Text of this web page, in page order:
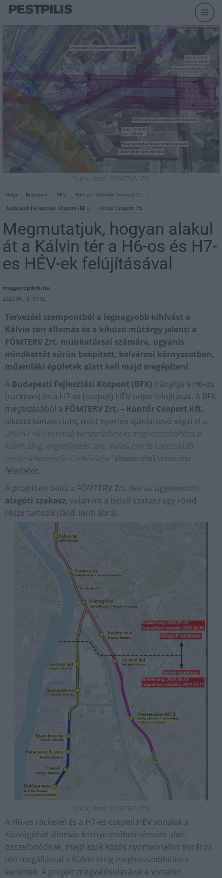
Fotók, ábra: FŐMTERV Zrt.
Helyi Budapest HÉV
Főmterv Mérnöki Tervező Zrt.
Budapesti Fejlesztési Központ (BFK)
Kontúr Csoport Kft.
Megmutatjuk, hogyan alakul
át a Kálvin tér a H6-os és H7-
es HÉV-ek felújításával
magyarepitok.hu
2022.06.12. 09:02
Tervezési szempontból a legnagyobb kihívást a
Kálvin téri állomás és a kihúzó műtárgy jelenti a
FŐMTERV Zrt. munkatársai számára, ugyanis
mindkettőt sűrűn beépített, belvárosi környezetben,
műemléki épületek alatt kell majd megépíteni.
A Budapesti Fejlesztési Központ (BFK) irányítja a H6-os
(ráckevei) és a H7-es (csepeli) HÉV teljes felújítását. A BFK
megbízásából a FŐMTERV Zrt. – Kontúr Csoport Kft.
alkotta konzorcium, mint nyertes ajánlattevő végzi el a
„H6/H7 HÉV vonalak korszerűsítése és meghosszabbítása a
Kálvin térig, engedélyezési terv, kiviteli terv és kapcsolódó
tenderdokumentáció elkészítése”elnevezésű tervezési
feladatot.
A projekten belül a FŐMTERV Zrt.-hez az úgynevezett
alagúti szakasz, valamint a belső szakasz egy rövid
része tartozik (lásd: lenti ábra).
Fotók, ábra: FŐMTERV Zrt.
A H6-os ráckevei és a H7-es csepeli HÉV vonalak a
Közvágóhíd állomás környezetében térszint alatt
összefonódnak, majd azok közös nyomvonalon Boráros
téri megállással a Kálvin térig meghosszabbításra
kerülnek. A projekt megvalósulásával a vonalon